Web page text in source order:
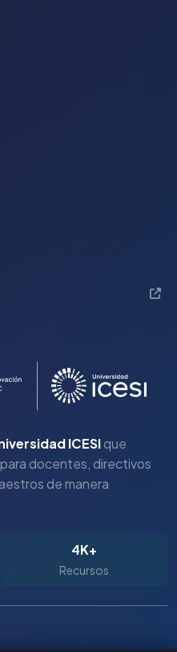
ICESIque
docentes, directivos
de manera
4K+
Recursos